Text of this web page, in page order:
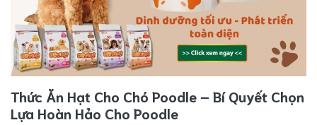
Thức Ăn Hạt Cho Chó Poodle – Bí Quyết Chọn
Lựa Hoàn Hảo Cho Poodle